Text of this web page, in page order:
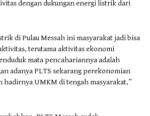
dengan dukungan energi listrik dari
di Pulau Messah ini masyarakat jadi bisa
terutama aktivitas ekonomi
mata pencahariannya adalah
adanya PLTS sekarang perekonomian
hadirnya UMKM di tengah masyarakat,”